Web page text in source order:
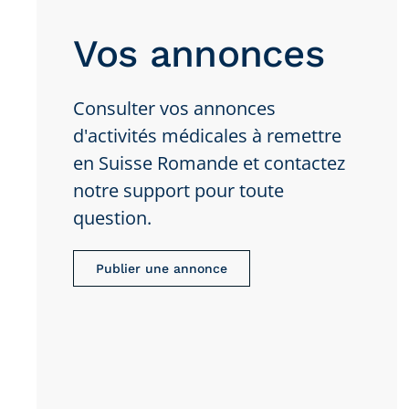
Vos annonces
Consulter vos annonces
d'activités médicales à remettre
en Suisse Romande et contactez
notre support pour toute
question.
Publier une annonce